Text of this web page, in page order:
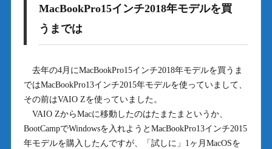
MacBookPro15インチ2018年モデルを買
うまでは
去年の4月にMacBookPro15インチ2018年モデルを買うま
ではMacBookPro13インチ2015年モデルを使っていまして、
その前はVAIO Zを使っていました。
VAIO ZからMacに移動したのはたまたまというか、
BootCampでWindowsを入れようとMacBookPro13インチ2015
年モデルを購入したんですが、「試しに」1ヶ月MacOSを